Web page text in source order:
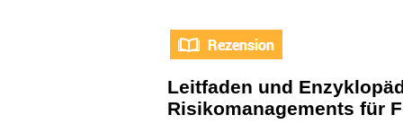
Leitfaden und
Risikomanagements für